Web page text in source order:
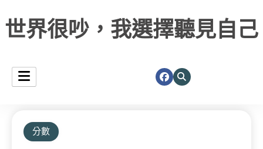
世界很吵，我選擇聽見自己
分數